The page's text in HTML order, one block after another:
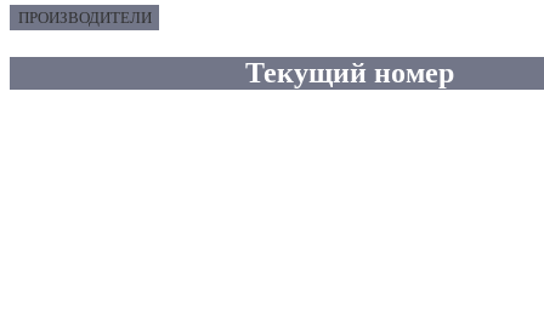
ПРОИЗВОДИТЕЛИ
Текущий номер